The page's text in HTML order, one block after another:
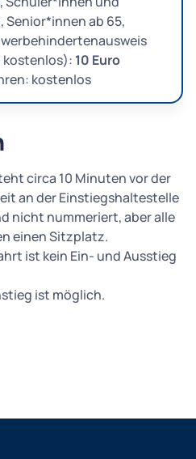
ab 65,
kostenlos): 10 Euro
kostenlos
circa 10 Minuten vor der
an der Einstiegshaltestelle
nicht nummeriert, aber alle
einen Sitzplatz.
ist kein Ein- und Ausstieg
ist möglich.